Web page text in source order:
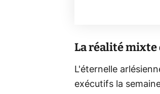
La réalité mixte
L'éternelle
exécutifs la